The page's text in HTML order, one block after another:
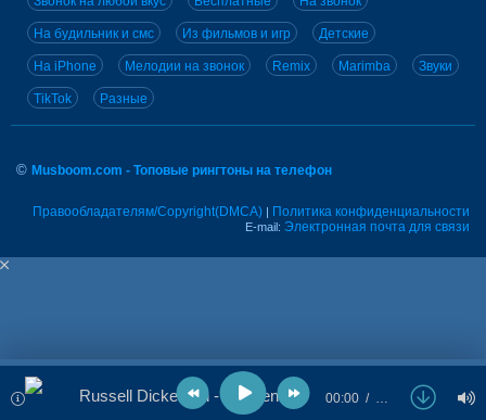
На будильник и смс Из фильмов и игр Детские
На iPhone Мелодии на звонок Remix Marimba Звуки
TikTok Разные
© Musboom.com - Топовые рингтоны на телефон
Правообладателям/Copyright(DMCA) | Политика конфиденциальности
E-mail: Электронная почта для связи
Russell Dickerson - Happen To Me 00:00 …